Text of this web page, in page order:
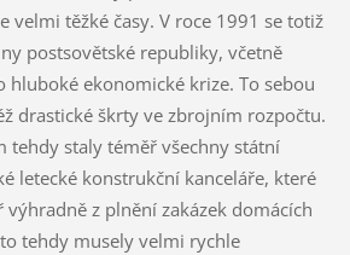
velmi těžké časy. V roce 1991 se totiž
postsovětské republiky, včetně
hluboké ekonomické krize. To sebou
drastické škrty ve zbrojním rozpočtu.
tehdy staly téměř všechny státní
letecké konstrukční kanceláře, které
z plnění zakázek domácích
tehdy musely velmi rychle